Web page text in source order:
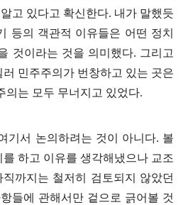
고 있다고 확신한다. 내가 말했듯
등의 객관적 이유들은 어떤 정치
것이라는 것을 의미했다. 그리고
민주주의가 번창하고 있는 곳은
의는 모두 무너지고 있었다.
기서 논의하려는 것이 아니다. 볼
하고 이유를 생각해냈으나 교조
직까지는 철저히 검토되지 않았던
들에 관해서만 겉으로 긁어볼 것